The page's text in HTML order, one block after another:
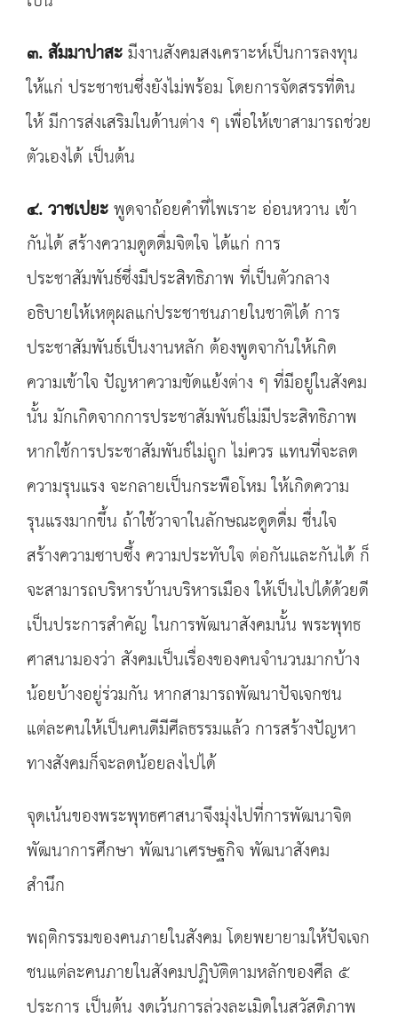
๓.สัมมาปาสะมีงานสังคมสงเคราะห์เป็นการลงทุน
ให้แก่ ประชาชนซึ่งยังไม่พร้อม โดยการจัดสรรที่ดิน
ให้ มีการส่งเสริมในด้านต่าง ๆ เพื่อให้เขาสามารถช่วย
ตัวเองได้ เป็นต้น
๔. วาชเปยะพูดจาถ้อยคำที่ไพเราะ อ่อนหวาน เข้า
กันได้ สร้างความดูดดื่มจิตใจ ได้แก่ การ
ประชาสัมพันธ์ซึ่งมีประสิทธิภาพ ที่เป็นตัวกลาง
อธิบายให้เหตุผลแก่ประชาชนภายในชาติได้ การ
ประชาสัมพันธ์เป็นงานหลัก ต้องพูดจากันให้เกิด
ความเข้าใจ ปัญหาความขัดแย้งต่าง ๆ ที่มีอยู่ในสังคม
นั้น มักเกิดจากการประชาสัมพันธ์ไม่มีประสิทธิภาพ
หากใช้การประชาสัมพันธ์ไม่ถูก ไม่ควร แทนที่จะลด
ความรุนแรง จะกลายเป็นกระพือโหม ให้เกิดความ
รุนแรงมากขึ้น ถ้าใช้วาจาในลักษณะดูดดื่ม ชื่นใจ
สร้างความซาบซึ้ง ความประทับใจ ต่อกันและกันได้ ก็
จะสามารถบริหารบ้านบริหารเมือง ให้เป็นไปได้ด้วยดี
เป็นประการสำคัญ ในการพัฒนาสังคมนั้น พระพุทธ
ศาสนามองว่า สังคมเป็นเรื่องของคนจำนวนมากบ้าง
น้อยบ้างอยู่ร่วมกัน หากสามารถพัฒนาปัจเจกชน
แต่ละคนให้เป็นคนดีมีศีลธรรมแล้ว การสร้างปัญหา
ทางสังคมก็จะลดน้อยลงไปได้
จุดเน้นของพระพุทธศาสนาจึงมุ่งไปที่การพัฒนาจิต
พัฒนาการศึกษา พัฒนาเศรษฐกิจ พัฒนาสังคม
สำนึก
พฤติกรรมของคนภายในสังคม โดยพยายามให้ปัจเจก
ชนแต่ละคนภายในสังคมปฏิบัติตามหลักของศีล ๕
ประการ เป็นต้น งดเว้นการล่วงละเมิดในสวัสดิภาพ